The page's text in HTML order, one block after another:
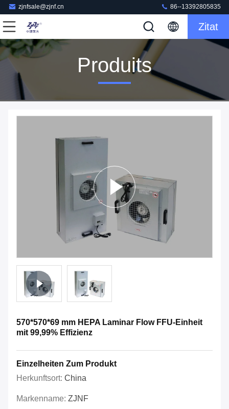
zjnfsale@zjnf.cn 86--13392805835
Zitat
Produits
570*570*69 mm HEPA Laminar Flow FFU-Einheit
mit 99,99% Effizienz
Einzelheiten Zum Produkt
Herkunftsort: China
Markenname: ZJNF